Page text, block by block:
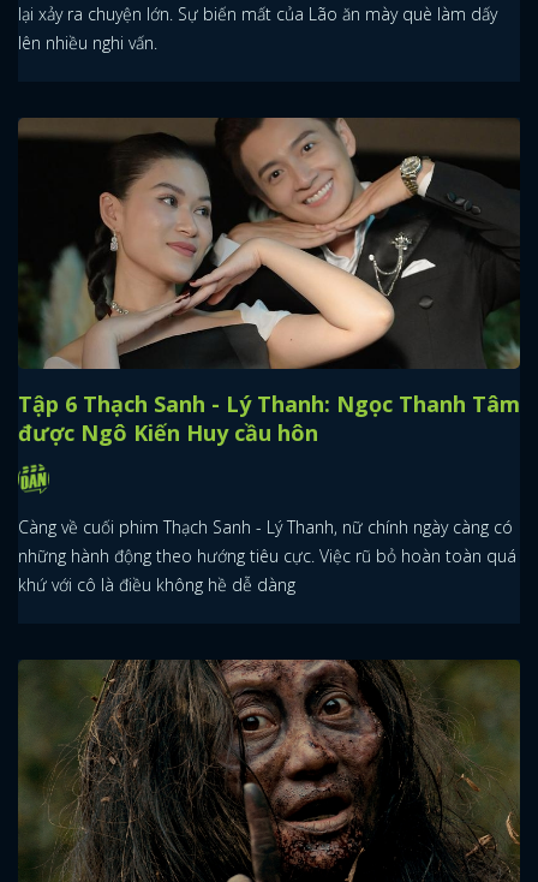
lại xảy ra chuyện lớn. Sự biến mất của Lão ăn mày què làm dấy
lên nhiều nghi vấn.
Tập 6 Thạch Sanh - Lý Thanh: Ngọc Thanh Tâm
được Ngô Kiến Huy cầu hôn
Càng về cuối phim Thạch Sanh - Lý Thanh, nữ chính ngày càng có
những hành động theo hướng tiêu cực. Việc rũ bỏ hoàn toàn quá
khứ với cô là điều không hề dễ dàng